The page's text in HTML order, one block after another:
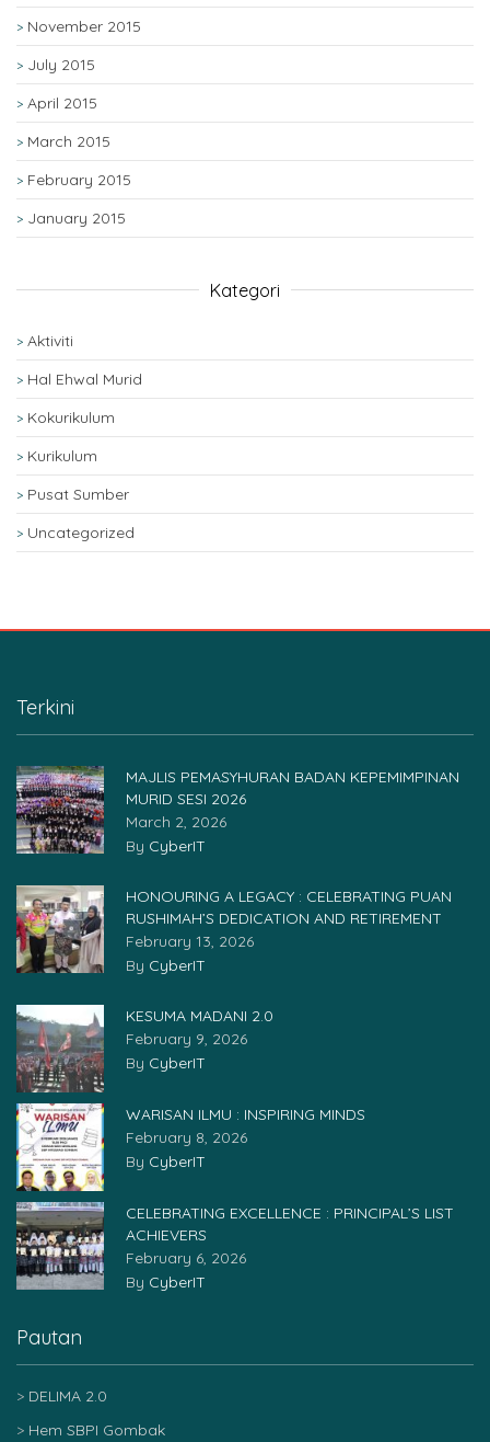
November 2015
July 2015
April 2015
March 2015
February 2015
January 2015
Kategori
Aktiviti
Hal Ehwal Murid
Kokurikulum
Kurikulum
Pusat Sumber
Uncategorized
Terkini
MAJLIS PEMASYHURAN BADAN KEPEMIMPINAN
MURID SESI 2026
March 2, 2026
By CyberIT
HONOURING A LEGACY : CELEBRATING PUAN
RUSHIMAH’S DEDICATION AND RETIREMENT
February 13, 2026
By CyberIT
KESUMA MADANI 2.0
February 9, 2026
By CyberIT
WARISAN ILMU : INSPIRING MINDS
February 8, 2026
By CyberIT
CELEBRATING EXCELLENCE : PRINCIPAL’S LIST
ACHIEVERS
February 6, 2026
By CyberIT
Pautan
DELIMA 2.0
Hem SBPI Gombak